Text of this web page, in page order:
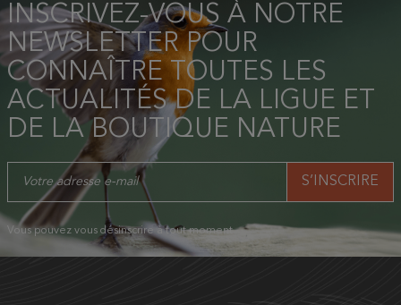
INSCRIVEZ-VOUS À NOTRE
NEWSLETTER POUR
CONNAÎTRE TOUTES LES
ACTUALITÉS DE LA LIGUE ET
DE LA BOUTIQUE NATURE
Vous pouvez vous désinscrire à tout moment.